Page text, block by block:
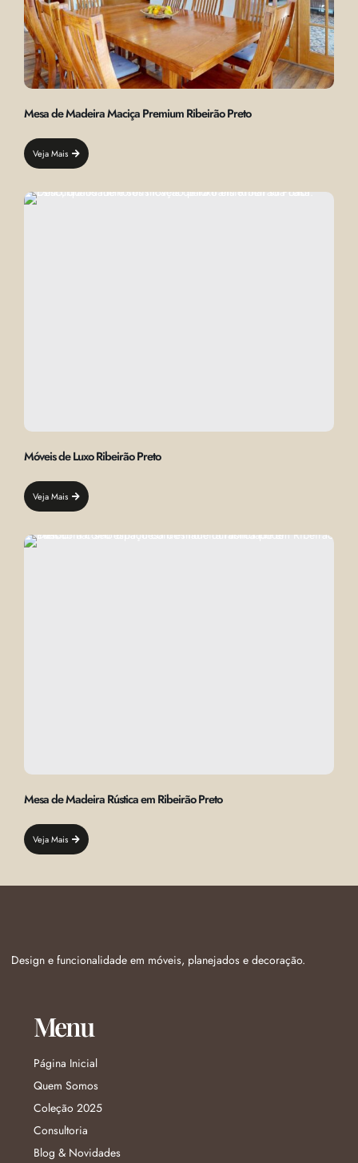
Mesa de Madeira Maciça Premium Ribeirão Preto
Veja Mais
Móveis de Luxo Ribeirão Preto
Veja Mais
Mesa de Madeira Rústica em Ribeirão Preto
Veja Mais
Design e funcionalidade em móveis, planejados e decoração.
Menu
Página Inicial
Quem Somos
Coleção 2025
Consultoria
Blog & Novidades